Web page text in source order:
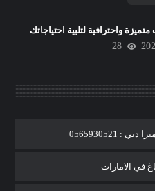
واحترافية لتلبية احتياجاتك
28
0565930521
في الامارات